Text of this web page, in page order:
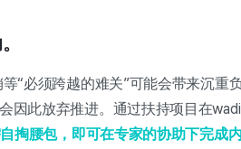
“必须跨越的难关”可能会带来沉重
因此放弃推进。通过扶持项目在
掏腰包，即可在专家的协助下完成